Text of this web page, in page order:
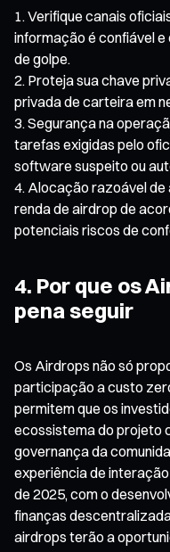
Verifique canais
informação é confiável e
de golpe.
Proteja sua chave
privada de carteira em
Segurança na
tarefas exigidas pelo
software suspeito ou
Alocação razoável de
renda de airdrop de
potenciais riscos de
4. Por que os
pena seguir
Os Airdrops não só
participação a custo
permitem que os
ecossistema do projeto
governança da
experiência de
de 2025, com o
finanças
airdrops terão a